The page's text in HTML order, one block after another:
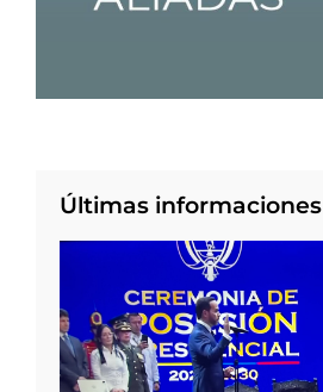
Últimas informaciones